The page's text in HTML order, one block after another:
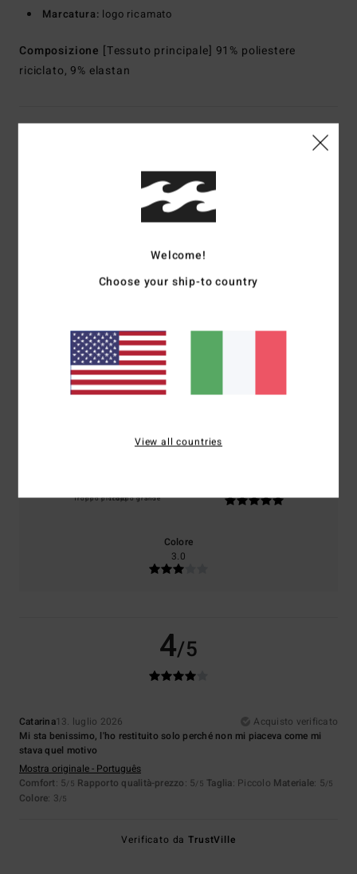
Marcatura: logo ricamato
Composizione [Tessuto principale] 91% poliestere
riciclato, 9% elastan
Recensioni dei clienti
Punteggio medio
4.0
basato su1 recensioni verificate
Il 0% dei nostri clienti consiglia questo prodotto
Troppo piccoloTroppo grande
Colore
3.0
4/5
Catarina13. luglio 2026
Acquisto verificato
Mi sta benissimo, l'ho restituito solo perché non mi piaceva come mi
stava quel motivo
Mostra originale - Português
Comfort: 5/5 Rapporto qualità-prezzo: 5/5 Taglia: Piccolo Materiale: 5/5
Colore: 3/5
Verificato daTrustVille
Welcome!
Choose your ship-to country
View all countries